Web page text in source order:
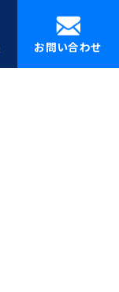
お問い合わせ